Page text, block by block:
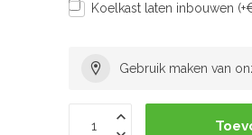
Koelkast laten inbouwen
Gebruik maken van